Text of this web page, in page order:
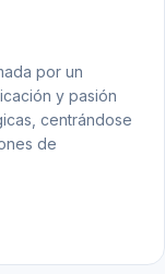
por un
y pasión
centrándose
de